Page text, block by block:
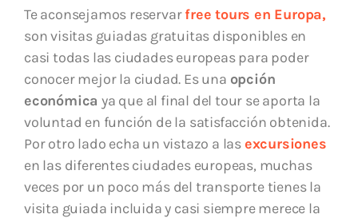
Te aconsejamos reservarfree tours en Europa,
son visitas guiadas gratuitas disponibles en
casi todas las ciudades europeas para poder
conocer mejor la ciudad. Es una opción
económica ya que al final del tour se aporta la
voluntad en función de la satisfacción obtenida.
Por otro lado echa un vistazo a lasexcursiones
en las diferentes ciudades europeas, muchas
veces por un poco más del transporte tienes la
visita guiada incluida y casi siempre merece la